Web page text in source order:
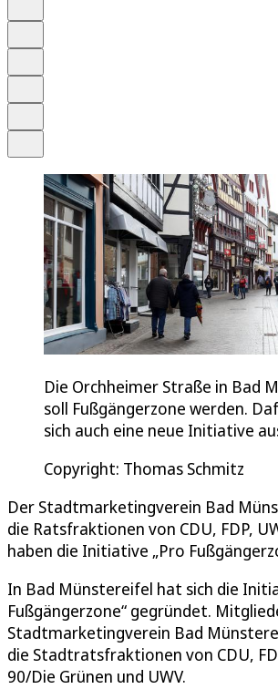
Die Orchheimer Straße in Bad
soll Fußgängerzone werden.
sich auch eine neue Initiative
Copyright: Thomas Schmitz
Der Stadtmarketingverein Bad
die Ratsfraktionen von CDU, FDP,
haben die Initiative „Pro
In Bad Münstereifel hat sich die
Fußgängerzone“ gegründet.
Stadtmarketingverein Bad
die Stadtratsfraktionen von CDU,
90/Die Grünen und UWV.